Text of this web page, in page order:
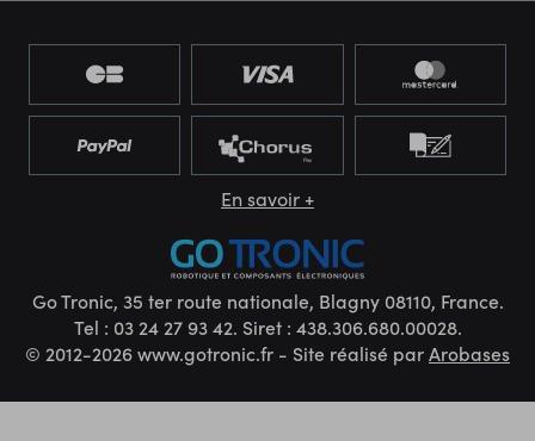
En savoir +
Go Tronic, 35 ter route nationale, Blagny 08110, France.
Tel : 03 24 27 93 42. Siret : 438.306.680.00028.
© 2012-2026 www.gotronic.fr - Site réalisé parArobases